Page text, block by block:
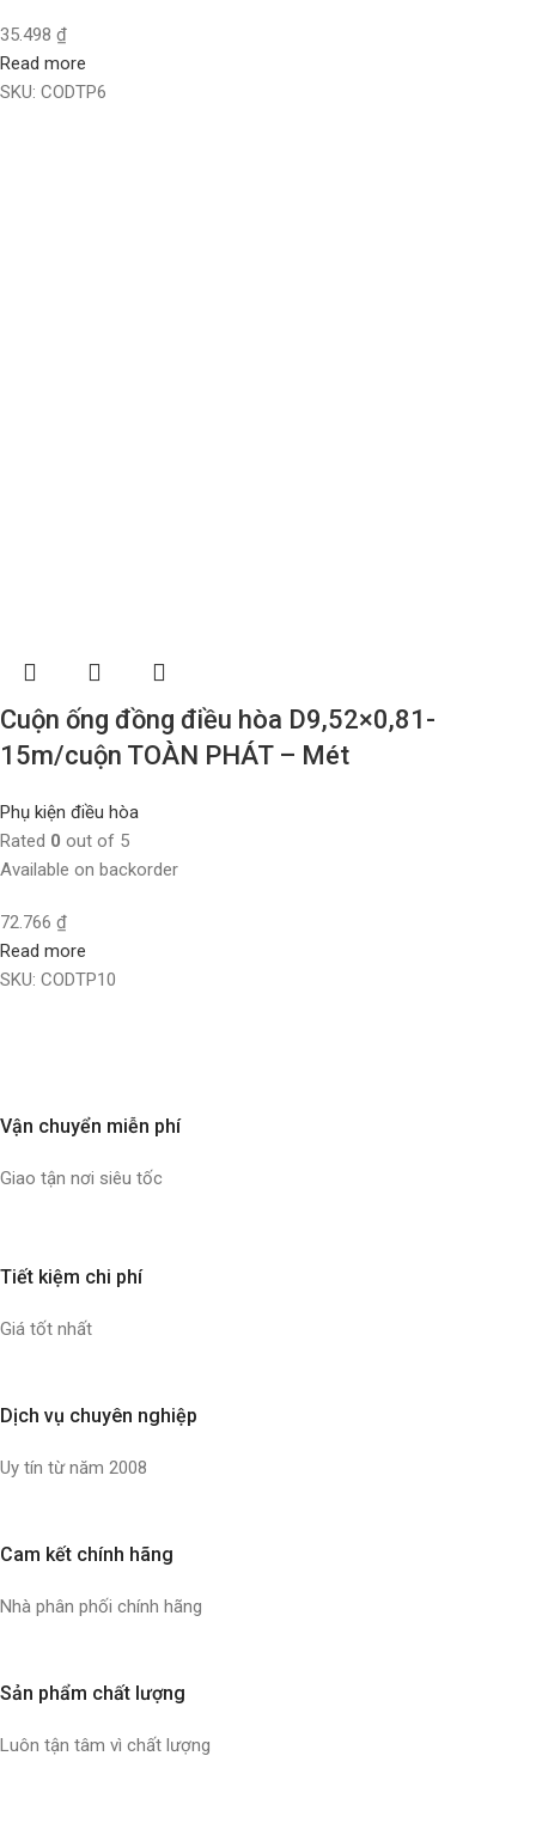
35.498 ₫
Read more
SKU: CODTP6
Cuộn ống đồng điều hòa D9,52×0,81-
15m/cuộn TOÀN PHÁT – Mét
Phụ kiện điều hòa
Rated 0 out of 5
Available on backorder
72.766 ₫
Read more
SKU: CODTP10
Vận chuyển miễn phí
Giao tận nơi siêu tốc
Tiết kiệm chi phí
Giá tốt nhất
Dịch vụ chuyên nghiệp
Uy tín từ năm 2008
Cam kết chính hãng
Nhà phân phối chính hãng
Sản phẩm chất lượng
Luôn tận tâm vì chất lượng